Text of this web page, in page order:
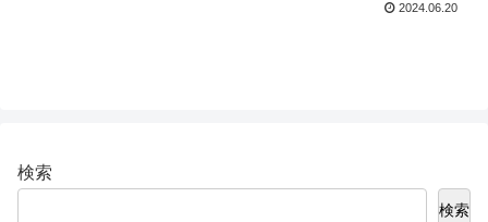
2024.06.20
検索
検索